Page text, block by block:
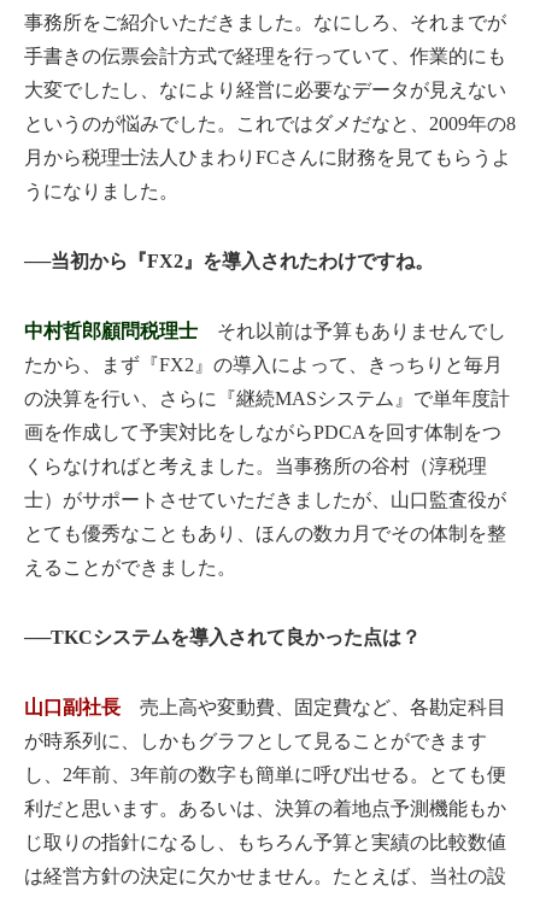
事務所をご紹介いただきました。なにしろ、それまでが
手書きの伝票会計方式で経理を行っていて、作業的にも
大変でしたし、なにより経営に必要なデータが見えない
というのが悩みでした。これではダメだなと、2009年の8
月から税理士法人ひまわりFCさんに財務を見てもらうよ
うになりました。
──当初から『FX2』を導入されたわけですね。
中村哲郎顧問税理士 それ以前は予算もありませんでし
たから、まず『FX2』の導入によって、きっちりと毎月
の決算を行い、さらに『継続MASシステム』で単年度計
画を作成して予実対比をしながらPDCAを回す体制をつ
くらなければと考えました。当事務所の谷村（淳税理
士）がサポートさせていただきましたが、山口監査役が
とても優秀なこともあり、ほんの数カ月でその体制を整
えることができました。
──TKCシステムを導入されて良かった点は？
山口副社長 売上高や変動費、固定費など、各勘定科目
が時系列に、しかもグラフとして見ることができます
し、2年前、3年前の数字も簡単に呼び出せる。とても便
利だと思います。あるいは、決算の着地点予測機能もか
じ取りの指針になるし、もちろん予算と実績の比較数値
は経営方針の決定に欠かせません。たとえば、当社の設